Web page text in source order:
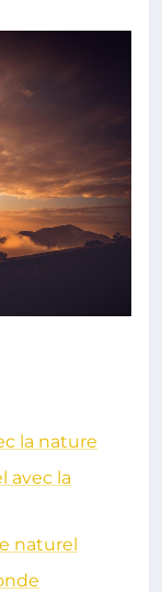
la nature
avec la
naturel